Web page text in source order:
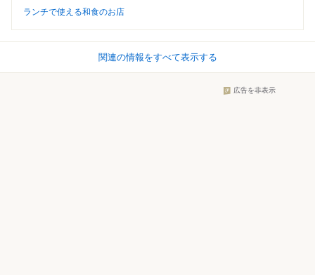
ランチで使える和食のお店
関連の情報をすべて表示する
広告を非表示